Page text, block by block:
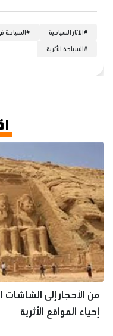
#الاثار السياحية #السياحة
#السياحة الأثرية
من الأحجار إلى الشاشات
إحياء المواقع الأثرية